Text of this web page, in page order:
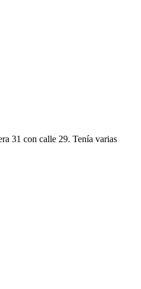
31 con calle 29. Tenía varias